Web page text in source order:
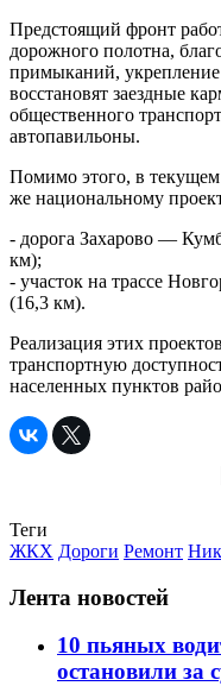
Предстоящий фронт
дорожного полотна,
примыканий,
восстановят заездные
общественного
автопавильоны.
Помимо этого, в
же национальному
- дорога Захарово —
км);
- участок на трассе
(16,3 км).
Реализация этих
транспортную
населенных пунктов
Теги
ЖКХ Дороги Ремонт
Лента новостей
10 пьяных
остановили за